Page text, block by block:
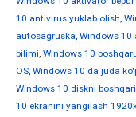
10 antivirus yuklab olish,
autosagruska, Windows 10
bilimi, Windows 10
OS, Windows 10 da juda
Windows 10 diskni
10 ekranini yangilash